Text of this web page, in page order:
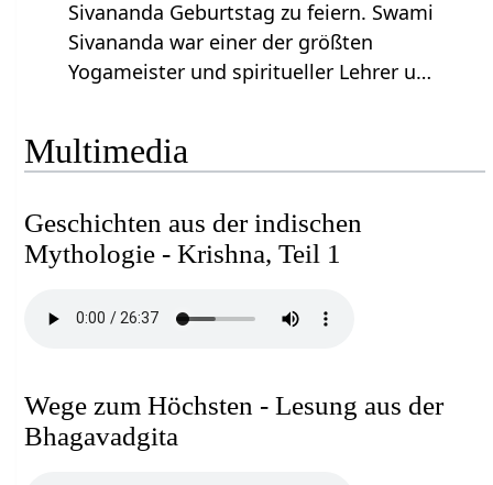
Sivananda Geburtstag zu feiern. Swami
Sivananda war einer der größten
Yogameister und spiritueller Lehrer u…
Multimedia
Geschichten aus der indischen
Mythologie - Krishna, Teil 1
Wege zum Höchsten - Lesung aus der
Bhagavadgita